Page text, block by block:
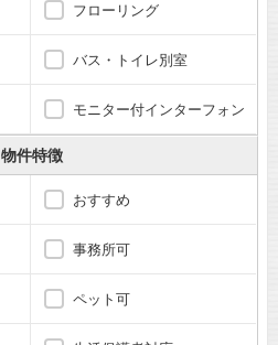
フローリング
バス・トイレ別室
モニター付インターフォン
物件特徴
おすすめ
事務所可
ペット可